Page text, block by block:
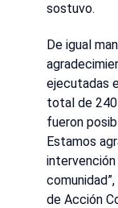
sostuvo.
De igual
ejecutadas
total de
fueron
Estamos
de Acción